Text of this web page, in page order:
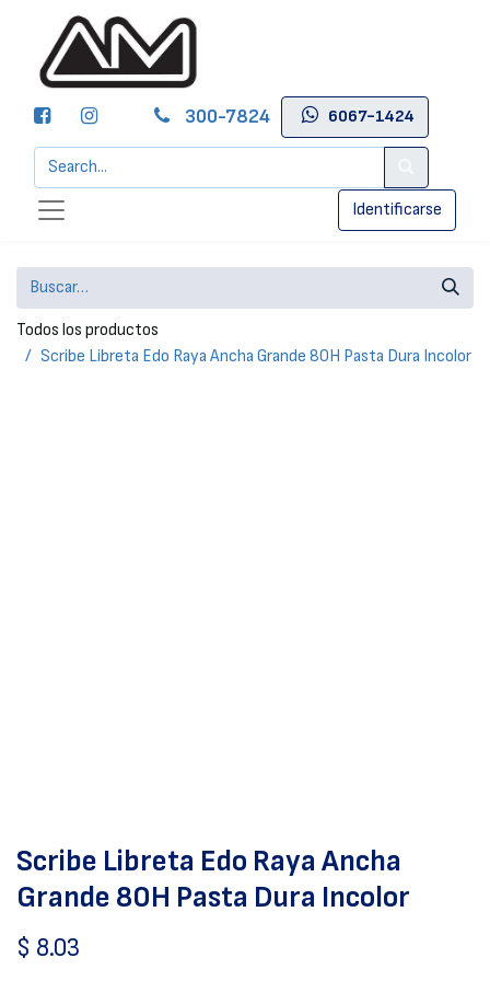
300-7824 6067-1424
Identificarse
Todos los productos
Scribe Libreta Edo Raya Ancha Grande 80H Pasta Dura Incolor
Scribe Libreta Edo Raya Ancha
Grande 80H Pasta Dura Incolor
$ 8.03